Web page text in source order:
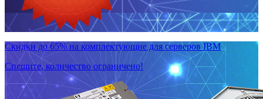
Скидки до 65% на комплектующие для серверов IBM
Спешите, количество ограничено!